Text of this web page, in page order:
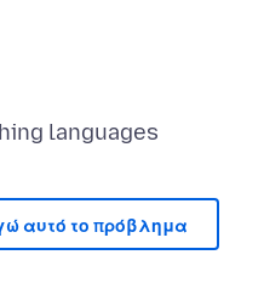
αυτό το πρόβλημα